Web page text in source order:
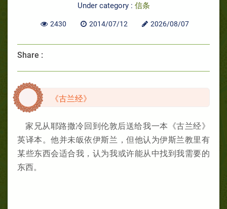
Under category : 信条
2430 2014/07/12 2026/08/07
Share :
《古兰经》
家兄从耶路撒冷回到伦敦后送给我一本《古兰经》
英译本。他并未皈依伊斯兰，但他认为伊斯兰教里有
某些东西会适合我，认为我或许能从中找到我需要的
东西。